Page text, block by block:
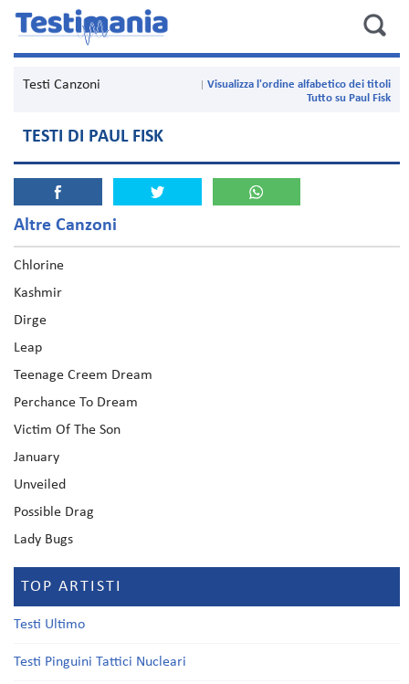
Testi Canzoni
Visualizza l'ordine alfabetico dei titoli
Tutto su Paul Fisk
TESTI DI PAUL FISK
Altre Canzoni
Chlorine
Kashmir
Dirge
Leap
Teenage Creem Dream
Perchance To Dream
Victim Of The Son
January
Unveiled
Possible Drag
Lady Bugs
TOP ARTISTI
Testi Ultimo
Testi Pinguini Tattici Nucleari